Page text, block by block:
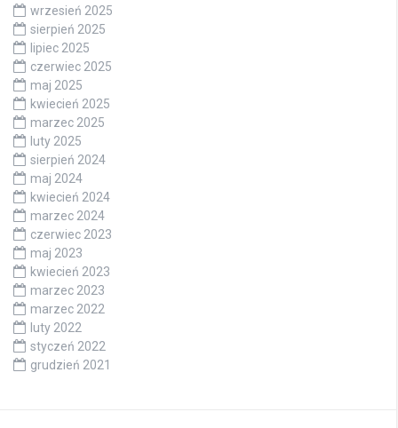
wrzesień 2025
sierpień 2025
lipiec 2025
czerwiec 2025
maj 2025
kwiecień 2025
marzec 2025
luty 2025
sierpień 2024
maj 2024
kwiecień 2024
marzec 2024
czerwiec 2023
maj 2023
kwiecień 2023
marzec 2023
marzec 2022
luty 2022
styczeń 2022
grudzień 2021